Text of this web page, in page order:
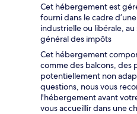
Cet hébergement est
fourni dans le cadre
industrielle ou libérale, au
général des impôts
Cet hébergement
comme des balcons, des
potentiellement non
questions, nous vous
l'hébergement avant
vous accueillir dans une